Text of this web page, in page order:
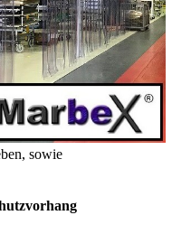
sowie